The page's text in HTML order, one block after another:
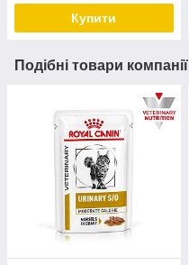
Купити
Подібні товари компанії